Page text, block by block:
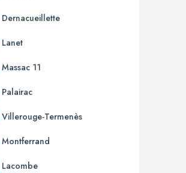
Dernacueillette
Lanet
Massac 11
Palairac
Villerouge-Termenès
Montferrand
Lacombe